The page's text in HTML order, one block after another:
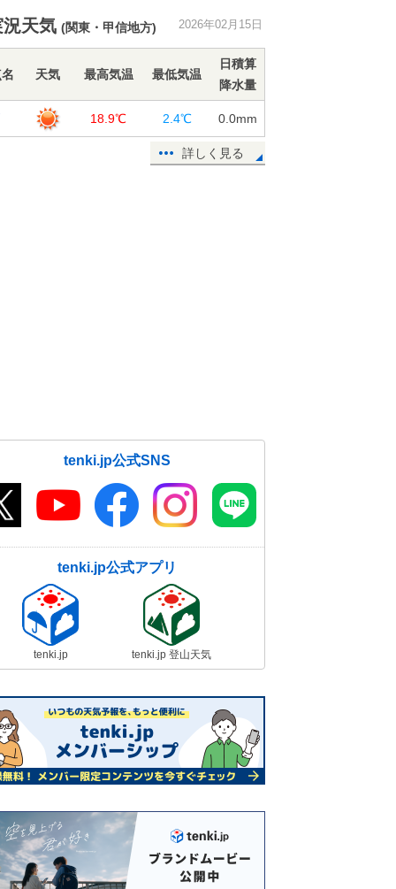
15日15:56
今日15日 全国的に春本番の暖か
さ 17日頃は寒の戻りで、次の週末
に再び気温上昇
15日15:42
太平洋側ほど晴れる日多く、引き続
昇 広く晴れて春本番の陽気 花粉
と融雪災害に注意
況天気 (関東・甲信地方) 2026年02月15日
天気 最高気温 最低気温
日積算
降水量
18.9℃ 2.4℃ 0.0mm
詳しく見る
tenki.jp公式SNS
tenki.jp公式アプリ
tenki.jp tenki.jp 登山天気